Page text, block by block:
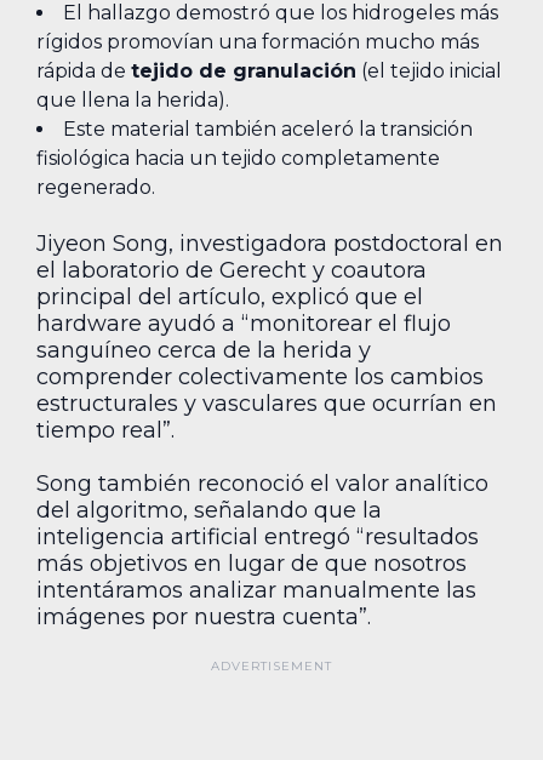
El hallazgo demostró que los hidrogeles más
rígidos promovían una formación mucho más
rápida de tejido de granulación (el tejido inicial
que llena la herida).
Este material también aceleró la transición
fisiológica hacia un tejido completamente
regenerado.
Jiyeon Song, investigadora postdoctoral en
el laboratorio de Gerecht y coautora
principal del artículo, explicó que el
hardware ayudó a “monitorear el flujo
sanguíneo cerca de la herida y
comprender colectivamente los cambios
estructurales y vasculares que ocurrían en
tiempo real”.
Song también reconoció el valor analítico
del algoritmo, señalando que la
inteligencia artificial entregó “resultados
más objetivos en lugar de que nosotros
intentáramos analizar manualmente las
imágenes por nuestra cuenta”.